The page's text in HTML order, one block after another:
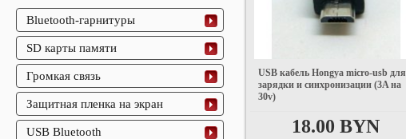
Bluetooth-гарнитуры
SD карты памяти
Громкая связь
Защитная пленка на экран
USB Bluetooth
USB кабель Hongya micro-usb для
зарядки и синхронизации (3A на
30v)
18.00 BYN